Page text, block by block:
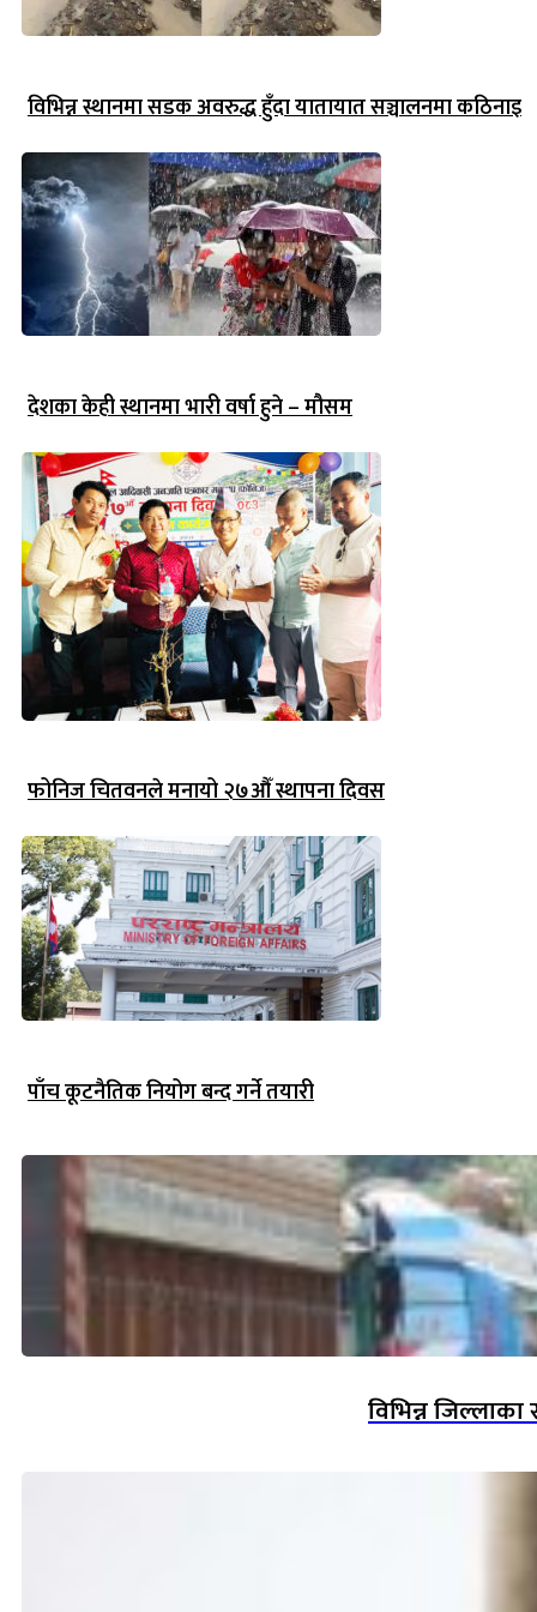
विभिन्न स्थानमा सडक अवरुद्ध हुँदा यातायात सञ्चालनमा कठिनाइ
देशका केही स्थानमा भारी वर्षा हुने – मौसम
फोनिज चितवनले मनायो २७औँ स्थापना दिवस
पाँच कूटनैतिक नियोग बन्द गर्ने तयारी
विभिन्न